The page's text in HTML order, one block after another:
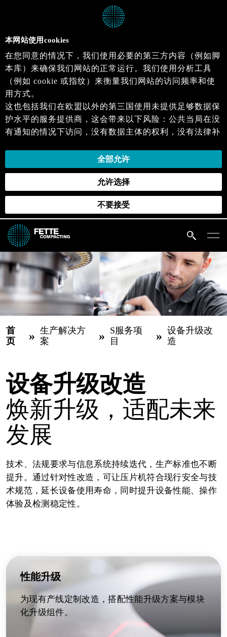
首
页
» 生产解决方
案
» S服务项
目
» 设备升级改
造
设备升级改造
焕新升级，适配未来
发展
技术、法规要求与信息系统持续迭代，生产标准也不断
提升。通过针对性改造，可让压片机符合现行安全与技
术规范，延长设备使用寿命，同时提升设备性能、操作
体验及检测稳定性。
性能升级
为现有产线定制改造，搭配性能升级方案与模块
化升级组件。
本网站使用cookies
在您同意的情况下，我们使用必要的第三方内容（例如脚
本库）来确保我们网站的正常运行。我们使用分析工具
（例如 cookie 或指纹）来衡量我们网站的访问频率和使
用方式。
这也包括我们在欧盟以外的第三国使用未提供足够数据保
护水平的服务提供商，这会带来以下风险：公共当局在没
有通知的情况下访问，没有数据主体的权利，没有法律补
当您同意时，即表示您同意上述活动。您可以撤回您的同
意，并在未来生效。详细信息可以在我们的隐私政策.中
全部允许
允许选择
不要接受